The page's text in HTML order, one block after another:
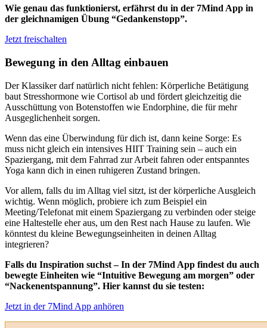
Wie genau das funktionierst, erfährst du in der 7Mind App in
der gleichnamigen Übung “Gedankenstopp”.
Jetzt freischalten
Bewegung in den Alltag einbauen
Der Klassiker darf natürlich nicht fehlen: Körperliche Betätigung
baut Stresshormone wie Cortisol ab und fördert gleichzeitig die
Ausschüttung von Botenstoffen wie Endorphine, die für mehr
Ausgeglichenheit sorgen.
Wenn das eine Überwindung für dich ist, dann keine Sorge: Es
muss nicht gleich ein intensives HIIT Training sein – auch ein
Spaziergang, mit dem Fahrrad zur Arbeit fahren oder entspanntes
Yoga kann dich in einen ruhigeren Zustand bringen.
Vor allem, falls du im Alltag viel sitzt, ist der körperliche Ausgleich
wichtig. Wenn möglich, probiere ich zum Beispiel ein
Meeting/Telefonat mit einem Spaziergang zu verbinden oder steige
eine Haltestelle eher aus, um den Rest nach Hause zu laufen. Wie
könntest du kleine Bewegungseinheiten in deinen Alltag
integrieren?
Falls du Inspiration suchst – In der 7Mind App findest du auch
bewegte Einheiten wie “Intuitive Bewegung am morgen” oder
“Nackenentspannung”. Hier kannst du sie testen:
Jetzt in der 7Mind App anhören